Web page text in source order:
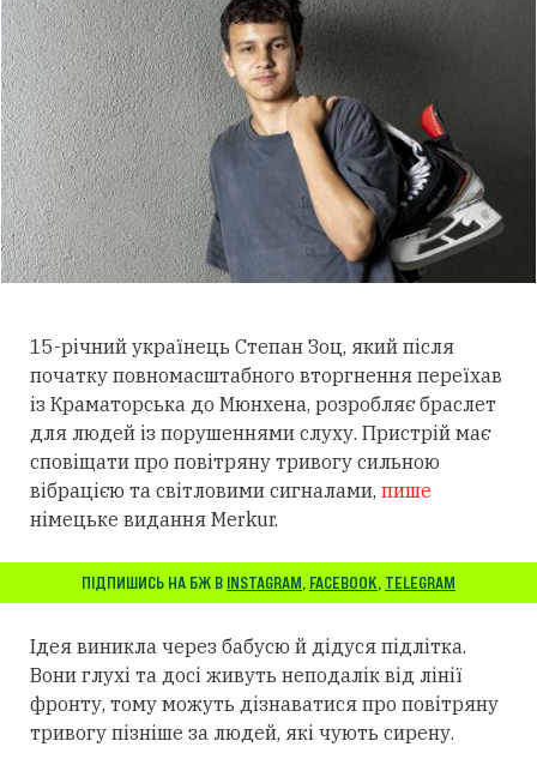
15-річний українець Степан Зоц, який після
початку повномасштабного вторгнення переїхав
із Краматорська до Мюнхена, розробляє браслет
для людей із порушеннями слуху. Пристрій має
сповіщати про повітряну тривогу сильною
вібрацією та світловими сигналами, пише
німецьке видання Merkur.
ПІДПИШИСЬ НА БЖ В INSTAGRAM, FACEBOOK, TELEGRAM
Ідея виникла через бабусю й дідуся підлітка.
Вони глухі та досі живуть неподалік від лінії
фронту, тому можуть дізнаватися про повітряну
тривогу пізніше за людей, які чують сирену.